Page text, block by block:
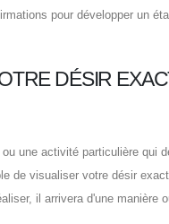
pour développer un
DÉSIR
une activité particulière qui
de visualiser votre désir
il arrivera d'une manière